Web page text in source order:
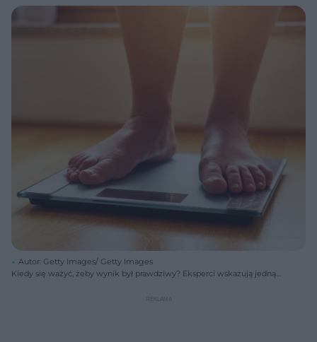
Autor: Getty Images/ Getty Images
Kiedy się ważyć, żeby wynik był prawdziwy? Eksperci wskazują jedną